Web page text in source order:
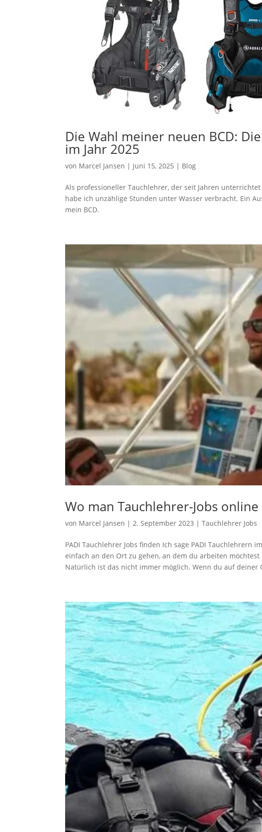
Die Wahl meiner neuen BCD:
im Jahr 2025
von Marcel Jansen | Juni 15, 2025 | Blog
Als professioneller Tauchlehrer, der seit Jahren
habe ich unzählige Stunden unter Wasser verbracht. Ein
mein BCD.
Wo man Tauchlehrer-Jobs
von Marcel Jansen |2. September 2023 |Tauchlehrer Jobs
PADI Tauchlehrer Jobs finden Ich sage PADI Tauchlehrern
einfach an den Ort zu gehen, an dem du arbeiten
Natürlich ist das nicht immer möglich. Wenn du auf deiner